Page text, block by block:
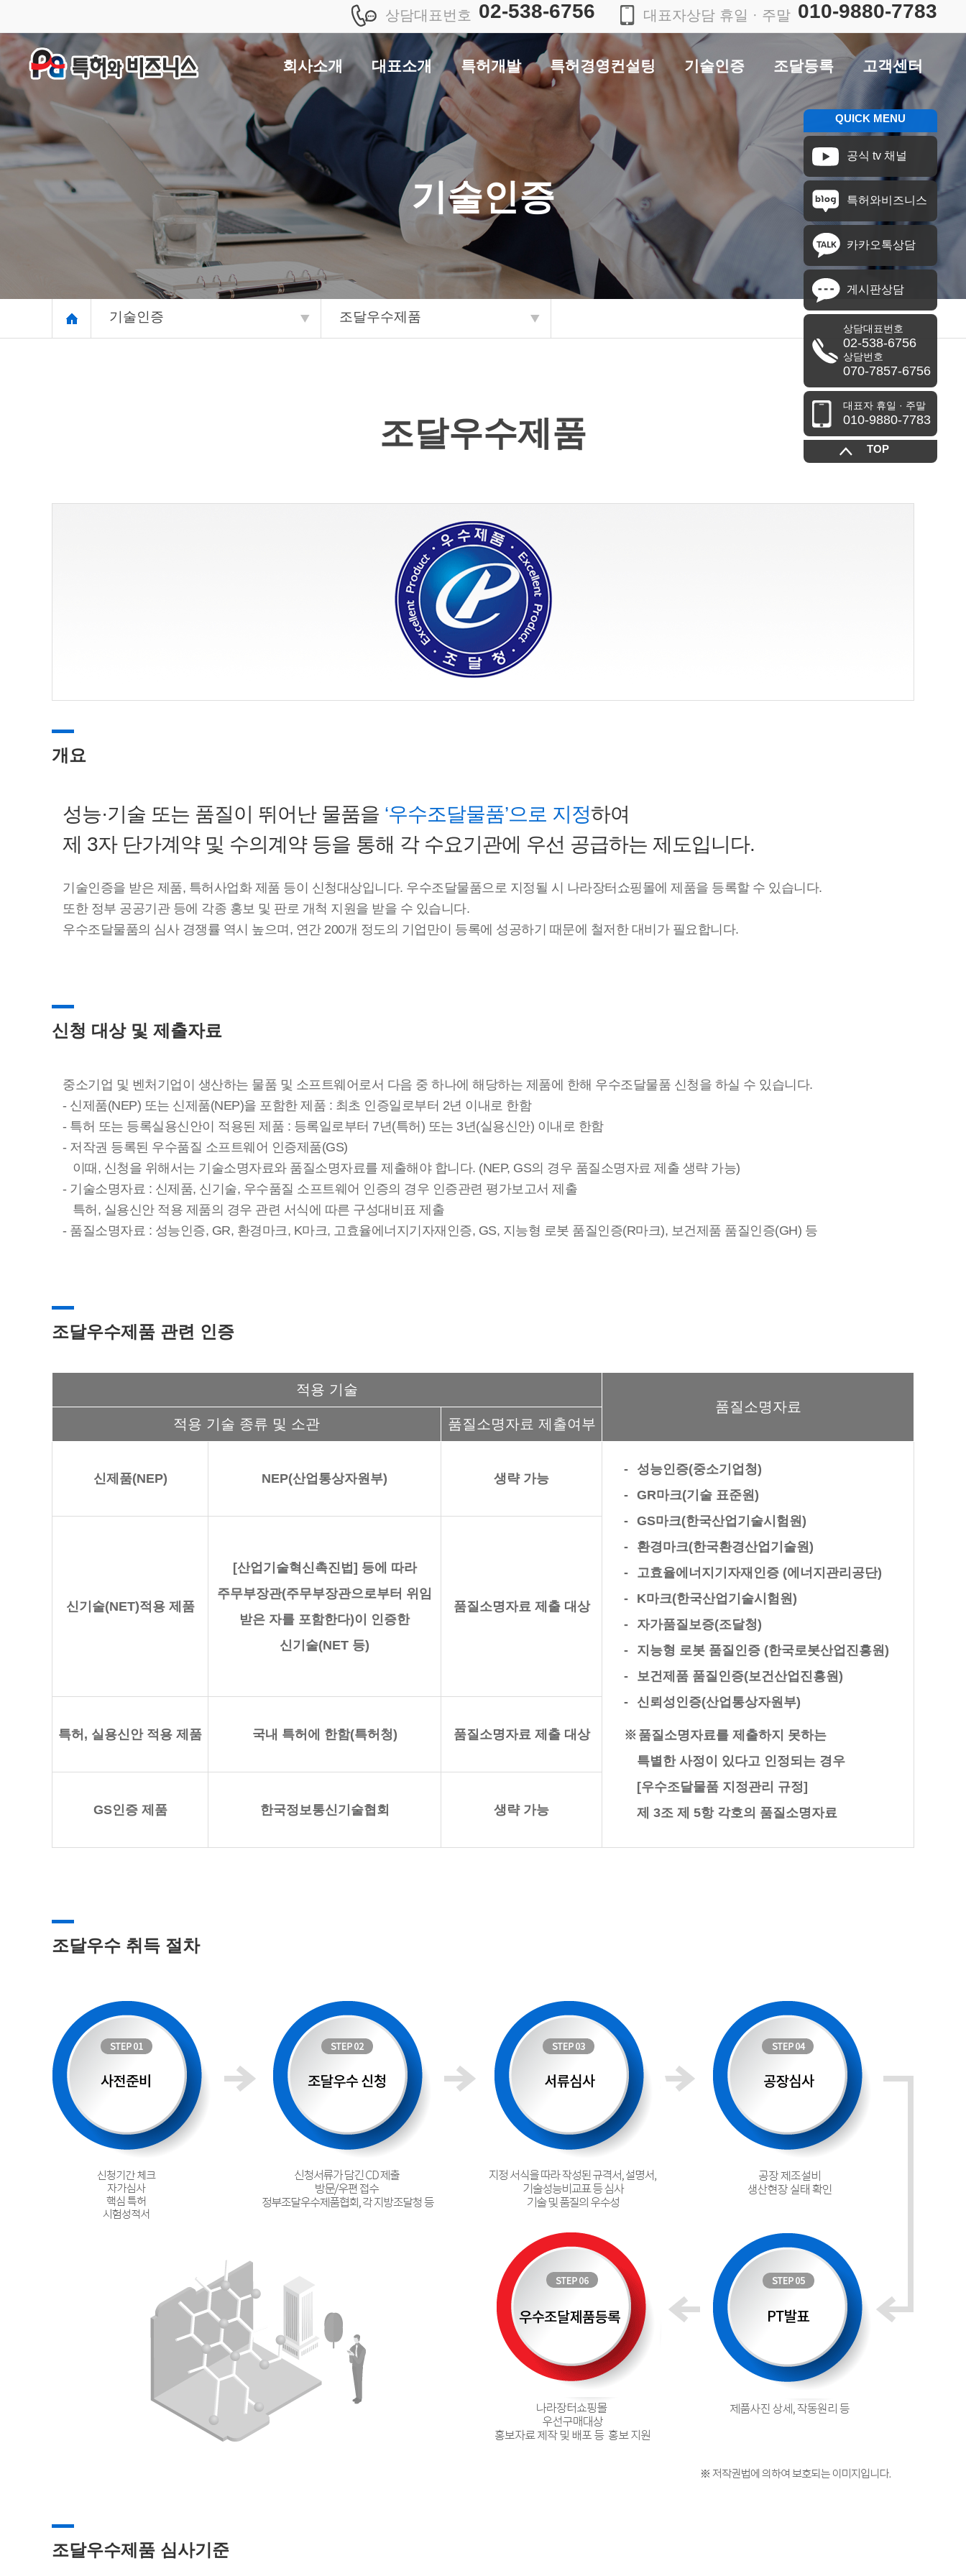
상담대표번호 02-538-6756 대표자상담 휴일 · 주말 010-9880-7783
회사소개
오시는길/
상담안내
업무 현황표
업무 실적
보도자료
공식유튜브TV
대표소개
방송출연
저서
세계 3대
인명사전 등재
특허개발
특허사업
아이템개발
특허IDEA컨설팅
특허자산화
특허경영컨설팅
특허기술거래/라이센싱
특허 사업ITEM개발대행
기업인증
특허사업성평가
기술인증
조달우수제품
신제품인증(NEP)
신기술인증(NET)
녹색기술인증
환경마크
조달등록
입찰참가자격등록
조달물품등록
공장등록
직접생산확인
나라장터쇼핑몰
다수공급자계약
(MAS)
고객센터
김세영 TV
유튜브 채널
기술인증
기술인증 조달우수제품
조달우수제품
개요
성능·기술 또는 품질이 뛰어난 물품을 ‘우수조달물품’으로 지정하여
제 3자 단가계약 및 수의계약 등을 통해 각 수요기관에 우선 공급하는 제도입니다.
기술인증을 받은 제품, 특허사업화 제품 등이 신청대상입니다. 우수조달물품으로 지정될 시 나라장터쇼핑몰에 제품을 등록할 수 있습니다.
또한 정부 공공기관 등에 각종 홍보 및 판로 개척 지원을 받을 수 있습니다.
우수조달물품의 심사 경쟁률 역시 높으며, 연간 200개 정도의 기업만이 등록에 성공하기 때문에 철저한 대비가 필요합니다.
신청 대상 및 제출자료
중소기업 및 벤처기업이 생산하는 물품 및 소프트웨어로서 다음 중 하나에 해당하는 제품에 한해 우수조달물품 신청을 하실 수 있습니다.
- 신제품(NEP) 또는 신제품(NEP)을 포함한 제품 : 최초 인증일로부터 2년 이내로 한함
- 특허 또는 등록실용신안이 적용된 제품 : 등록일로부터 7년(특허) 또는 3년(실용신안) 이내로 한함
- 저작권 등록된 우수품질 소프트웨어 인증제품(GS)
이때, 신청을 위해서는 기술소명자료와 품질소명자료를 제출해야 합니다. (NEP, GS의 경우 품질소명자료 제출 생략 가능)
- 기술소명자료 : 신제품, 신기술, 우수품질 소프트웨어 인증의 경우 인증관련 평가보고서 제출
특허, 실용신안 적용 제품의 경우 관련 서식에 따른 구성대비표 제출
- 품질소명자료 : 성능인증, GR, 환경마크, K마크, 고효율에너지기자재인증, GS, 지능형 로봇 품질인증(R마크), 보건제품 품질인증(GH) 등
조달우수제품 관련 인증
적용 기술
품질소명자료
적용 기술 종류 및 소관
품질소명자료 제출여부
신제품(NEP) NEP(산업통상자원부) 생략 가능
성능인증(중소기업청)
GR마크(기술 표준원)
GS마크(한국산업기술시험원)
환경마크(한국환경산업기술원)
고효율에너지기자재인증 (에너지관리공단)
K마크(한국산업기술시험원)
자가품질보증(조달청)
지능형 로봇 품질인증 (한국로봇산업진흥원)
보건제품 품질인증(보건산업진흥원)
신뢰성인증(산업통상자원부)
품질소명자료를 제출하지 못하는
특별한 사정이 있다고 인정되는 경우
[우수조달물품 지정관리 규정]
제 3조 제 5항 각호의 품질소명자료
신기술(NET)적용 제품
[산업기술혁신촉진법] 등에 따라
주무부장관(주무부장관으로부터 위임
받은 자를 포함한다)이 인증한
신기술(NET 등)
품질소명자료 제출 대상
특허, 실용신안 적용 제품 국내 특허에 한함(특허청) 품질소명자료 제출 대상
GS인증 제품 한국정보통신기술협회 생략 가능
조달우수 취득 절차
조달우수제품 심사기준
QUICK MENU
공식 tv 채널
특허와비즈니스
카카오톡상담
게시판상담
상담대표번호
02-538-6756
상담번호
070-7857-6756
대표자 휴일 · 주말
010-9880-7783
TOP